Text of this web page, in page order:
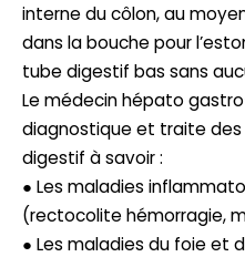
interne du côlon, au
dans la bouche pour
tube digestif bas sans
Le médecin hépato
diagnostique et traite
digestif à savoir :
● Les maladies
(rectocolite hémorragie,
● Les maladies du foie et